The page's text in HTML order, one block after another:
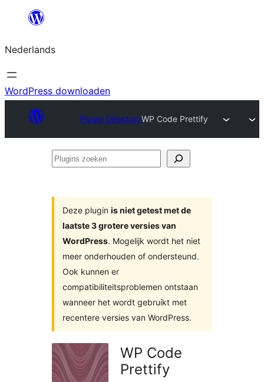
de
inhoud
Nederlands
WordPress downloaden
Plugin DirectoryWP Code Prettify
Plugins
Deze plugin is niet getest met de
laatste 3 grotere versies van
WordPress. Mogelijk wordt het niet
meer onderhouden of ondersteund.
Ook kunnen er
compatibiliteitsproblemen ontstaan
wanneer het wordt gebruikt met
recentere versies van WordPress.
WP Code
Prettify